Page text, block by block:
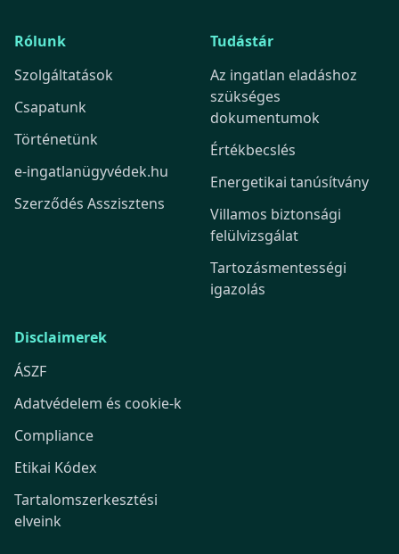
Rólunk
Szolgáltatások
Csapatunk
Történetünk
e-ingatlanügyvédek.hu
Szerződés Asszisztens
Tudástár
Az ingatlan eladáshoz
szükséges
dokumentumok
Értékbecslés
Energetikai tanúsítvány
Villamos biztonsági
felülvizsgálat
Tartozásmentességi
igazolás
Disclaimerek
ÁSZF
Adatvédelem és cookie-k
Compliance
Etikai Kódex
Tartalomszerkesztési
elveink